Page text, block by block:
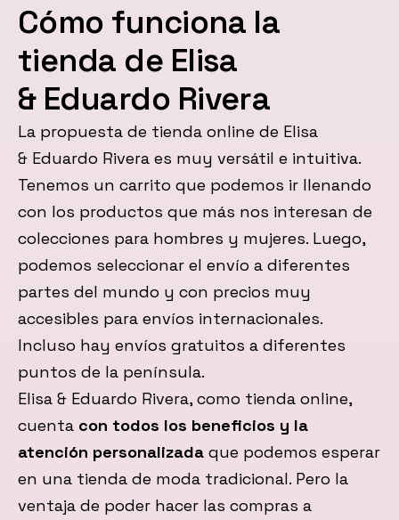
Cómo funciona la
tienda de Elisa
& Eduardo Rivera
La propuesta de tienda online de Elisa
& Eduardo Rivera es muy versátil e intuitiva.
Tenemos un carrito que podemos ir llenando
con los productos que más nos interesan de
colecciones para hombres y mujeres. Luego,
podemos seleccionar el envío a diferentes
partes del mundo y con precios muy
accesibles para envíos internacionales.
Incluso hay envíos gratuitos a diferentes
puntos de la península.
Elisa & Eduardo Rivera, como tienda online,
cuenta con todos los beneficios y la
atención personalizada que podemos esperar
en una tienda de moda tradicional. Pero la
ventaja de poder hacer las compras a